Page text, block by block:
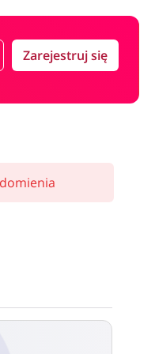
Zarejestruj się
zamówienia